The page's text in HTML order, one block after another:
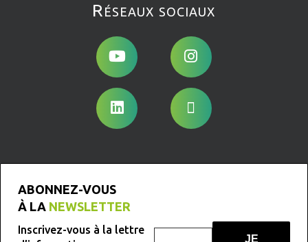
Réseaux sociaux
ABONNEZ-VOUS
À LA NEWSLETTER
Inscrivez-vous à la lettre